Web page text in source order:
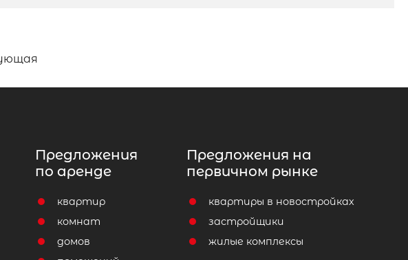
Предложения
по аренде
квартир
комнат
домов
Предложения на
первичном рынке
квартиры в новостройках
застройщики
жилые комплексы